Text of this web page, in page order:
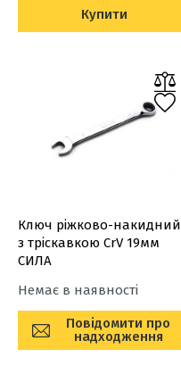
Купити
Ключ ріжково-накидний
з тріскавкою CrV 19мм
СИЛА
Немає в наявності
Повідомити про
надходження